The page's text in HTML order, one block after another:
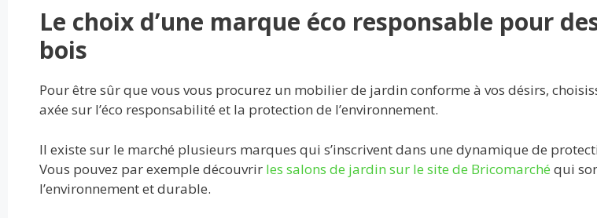
Le choix d’une marque éco responsable pour
bois
Pour être sûr que vous vous procurez un mobilier de jardin conforme à vos désirs,
axée sur l’éco responsabilité et la protection de l’environnement.
Il existe sur le marché plusieurs marques qui s’inscrivent dans une dynamique de
Vous pouvez par exemple découvrir les salons de jardin sur le site de Bricomarché qui
l’environnement et durable.